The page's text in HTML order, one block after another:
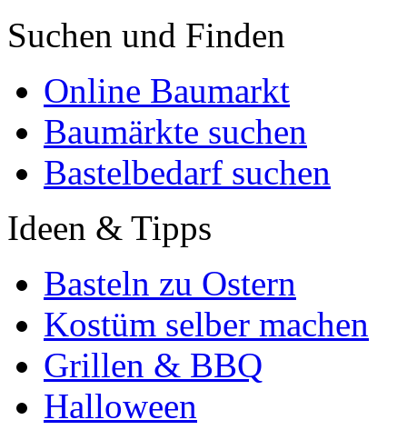
Suchen und Finden
Online Baumarkt
Baumärkte suchen
Bastelbedarf suchen
Ideen & Tipps
Basteln zu Ostern
Kostüm selber machen
Grillen & BBQ
Halloween